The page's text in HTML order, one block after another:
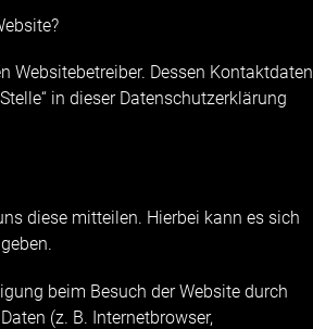
Websitebetreiber. Dessen Kontaktdaten
in dieser Datenschutzerklärung
diese mitteilen. Hierbei kann es sich
beim Besuch der Website durch
(z. B. Internetbrowser,